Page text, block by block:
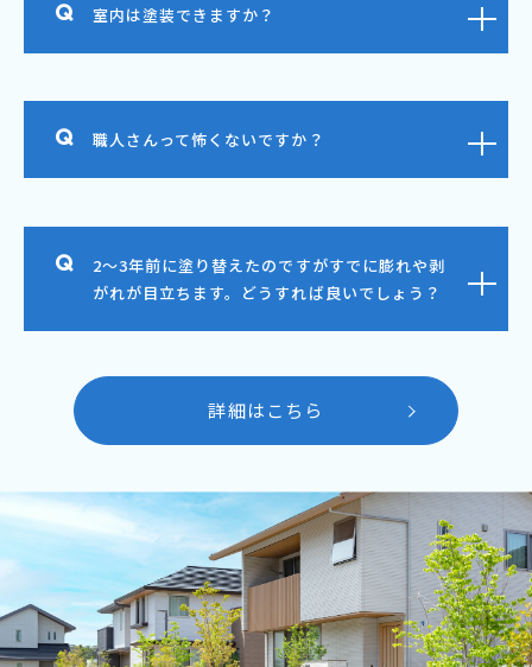
室内は塗装できますか？
職人さんって怖くないですか？
2～3年前に塗り替えたのですがすでに膨れや剥
がれが目立ちます。どうすれば良いでしょう？
詳細はこちら